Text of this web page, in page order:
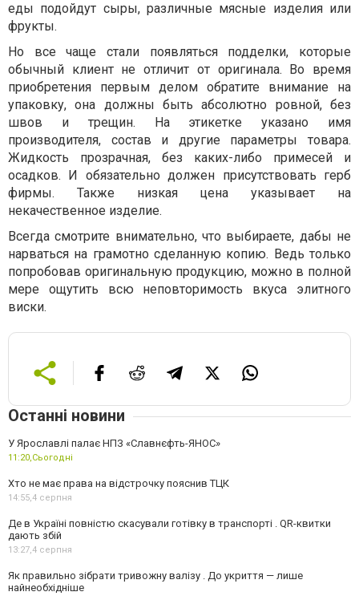
еды подойдут сыры, различные мясные изделия или
фрукты.
Но все чаще стали появляться подделки, которые
обычный клиент не отличит от оригинала. Во время
приобретения первым делом обратите внимание на
упаковку, она должны быть абсолютно ровной, без
швов и трещин. На этикетке указано имя
производителя, состав и другие параметры товара.
Жидкость прозрачная, без каких-либо примесей и
осадков. И обязательно должен присутствовать герб
фирмы. Также низкая цена указывает на
некачественное изделие.
Всегда смотрите внимательно, что выбираете, дабы не
нарваться на грамотно сделанную копию. Ведь только
попробовав оригинальную продукцию, можно в полной
мере ощутить всю неповторимость вкуса элитного
виски.
Останні новини
У Ярославлі палає НПЗ «Славнєфть-ЯНОС»
11:20,Сьогодні
Хто не має права на відстрочку пояснив ТЦК
14:55,4 серпня
Де в Україні повністю скасували готівку в транспорті . QR-квитки
дають збій
13:27,4 серпня
Як правильно зібрати тривожну валізу . До укриття — лише
найнеобхідніше